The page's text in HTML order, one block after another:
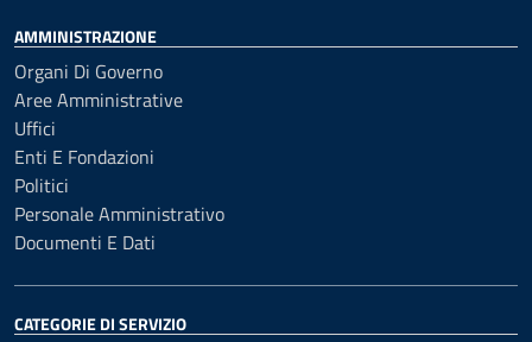
AMMINISTRAZIONE
Organi Di Governo
Aree Amministrative
Uffici
Enti E Fondazioni
Politici
Personale Amministrativo
Documenti E Dati
CATEGORIE DI SERVIZIO